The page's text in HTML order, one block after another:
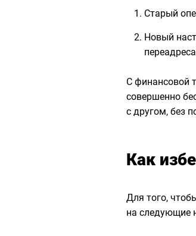
Старый
Новый
С финансовой
совершенно
с другом, без
Как
Для того,
на следующие